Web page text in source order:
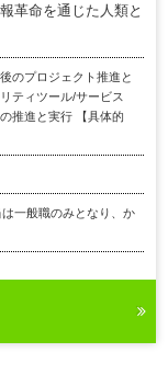
革命を通じた人類と
のプロジェクト推進と
ティツール/サービス
推進と実行 【具体的
一般職のみとなり、か